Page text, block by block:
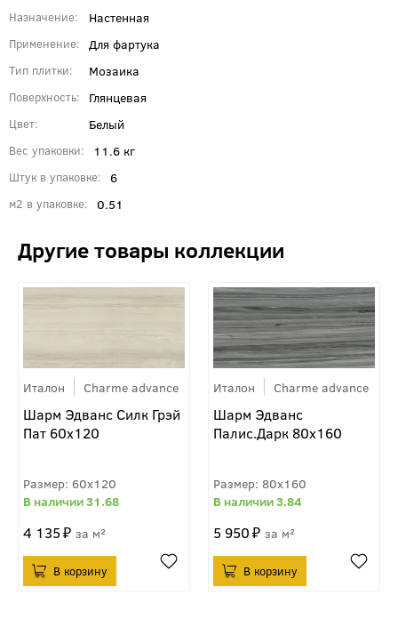
Назначение Настенная
Применение Для фартука
Тип плитки Мозаика
Поверхность Глянцевая
Цвет Белый
Вес упаковки 11.6 кг
Штук в упаковке 6
м2 в упаковке 0.51
Италон Charme advance
Шарм Эдванс Силк Грэй
Пат 60x120
60x120
31.68
4 135 м²
Италон Charme advance
Шарм Эдванс
Палис.Дарк 80x160
80x160
3.84
5 950 м²